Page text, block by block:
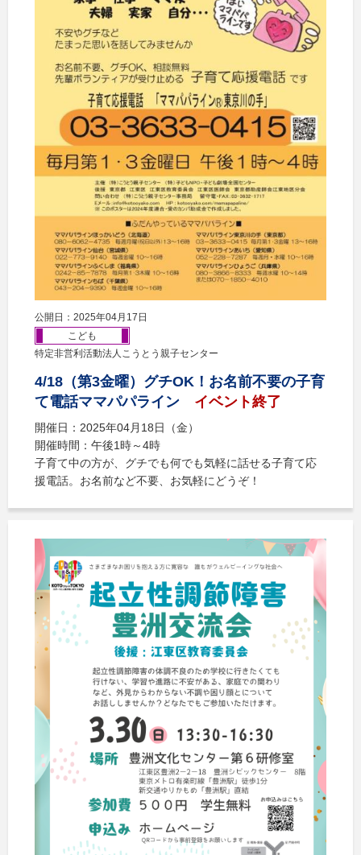
公開日：2025年04月17日
こども
特定非営利活動法人こうとう親子センター
4/18（第3金曜）グチOK！お名前不要の子育
て電話ママパパライン
イベント終了
開催日：2025年04月18日（金）
開催時間：午後1時～4時
子育て中の方が、グチでも何でも気軽に話せる子育て応
援電話。お名前など不要、お気軽にどうぞ！